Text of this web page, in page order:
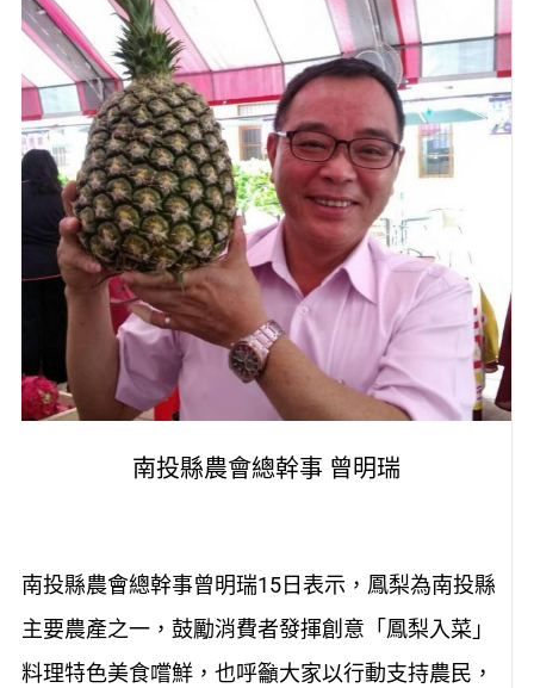
南投縣農會總幹事 曾明瑞
南投縣農會總幹事曾明瑞15日表示，鳳梨為南投縣
主要農產之一，鼓勵消費者發揮創意「鳳梨入菜」
料理特色美食嚐鮮，也呼籲大家以行動支持農民，